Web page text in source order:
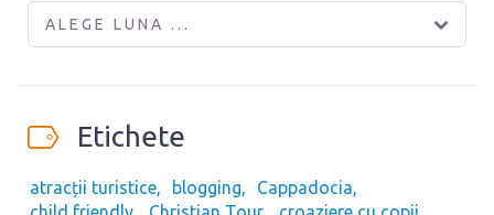
ALEGE LUNA ...
Etichete
atracții turistice blogging
Cappadocia